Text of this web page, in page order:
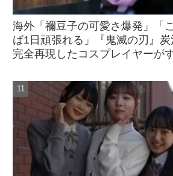
海外「禰󠄀豆子の可愛さ爆発」「
ば1日頑張れる」『鬼滅の刃』
完全再現したコスプレイヤーが